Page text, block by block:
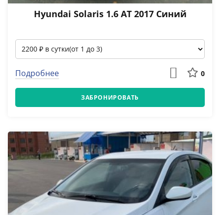
Hyundai Solaris 1.6 АТ 2017 Синий
Подробнее 0
ЗАБРОНИРОВАТЬ